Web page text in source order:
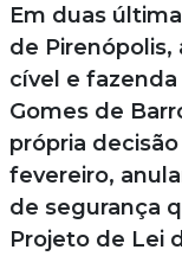
Em duas
de Pirenópolis,
cível e fazenda
Gomes de
própria
fevereiro,
de segurança
Projeto de Lei